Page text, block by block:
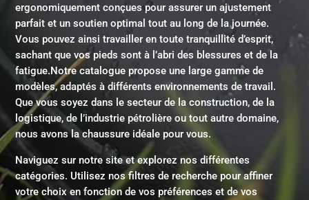
ergonomiquement conçues pour assurer un ajustement
parfait et un soutien optimal tout au long de la journée.
Vous pouvez ainsi travailler en toute tranquillité d’esprit,
sachant que vos pieds sont à l’abri des blessures et de la
fatigue.Notre catalogue propose une large gamme de
modèles, adaptés à différents environnements de travail.
Que vous soyez dans le secteur de la construction, de la
logistique, de l’industrie pétrolière ou tout autre domaine,
nous avons la chaussure idéale pour vous.
Naviguez sur notre site et explorez nos différentes
catégories. Utilisez nos filtres de recherche pour affiner
votre choix en fonction de vos préférences et de vos